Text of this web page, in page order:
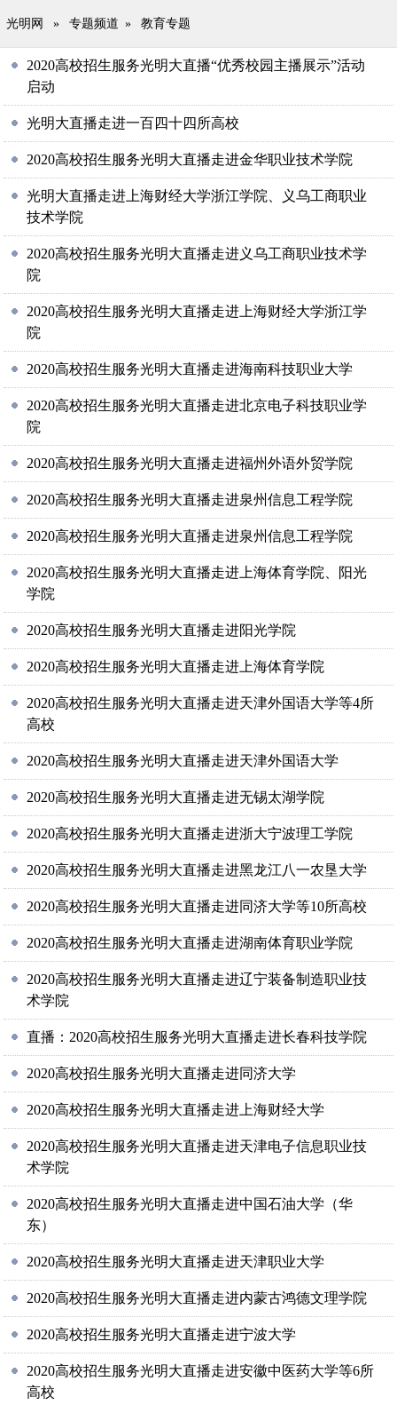
光明网 » 专题频道 » 教育专题
2020高校招生服务光明大直播“优秀校园主播展示”活动
启动
光明大直播走进一百四十四所高校
2020高校招生服务光明大直播走进金华职业技术学院
光明大直播走进上海财经大学浙江学院、义乌工商职业
技术学院
2020高校招生服务光明大直播走进义乌工商职业技术学
院
2020高校招生服务光明大直播走进上海财经大学浙江学
院
2020高校招生服务光明大直播走进海南科技职业大学
2020高校招生服务光明大直播走进北京电子科技职业学
院
2020高校招生服务光明大直播走进福州外语外贸学院
2020高校招生服务光明大直播走进泉州信息工程学院
2020高校招生服务光明大直播走进泉州信息工程学院
2020高校招生服务光明大直播走进上海体育学院、阳光
学院
2020高校招生服务光明大直播走进阳光学院
2020高校招生服务光明大直播走进上海体育学院
2020高校招生服务光明大直播走进天津外国语大学等4所
高校
2020高校招生服务光明大直播走进天津外国语大学
2020高校招生服务光明大直播走进无锡太湖学院
2020高校招生服务光明大直播走进浙大宁波理工学院
2020高校招生服务光明大直播走进黑龙江八一农垦大学
2020高校招生服务光明大直播走进同济大学等10所高校
2020高校招生服务光明大直播走进湖南体育职业学院
2020高校招生服务光明大直播走进辽宁装备制造职业技
术学院
直播：2020高校招生服务光明大直播走进长春科技学院
2020高校招生服务光明大直播走进同济大学
2020高校招生服务光明大直播走进上海财经大学
2020高校招生服务光明大直播走进天津电子信息职业技
术学院
2020高校招生服务光明大直播走进中国石油大学（华
东）
2020高校招生服务光明大直播走进天津职业大学
2020高校招生服务光明大直播走进内蒙古鸿德文理学院
2020高校招生服务光明大直播走进宁波大学
2020高校招生服务光明大直播走进安徽中医药大学等6所
高校